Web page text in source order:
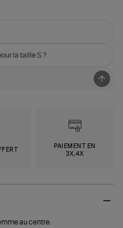
la taille S ?
PAIEMENT EN
3X,4X
au centre.